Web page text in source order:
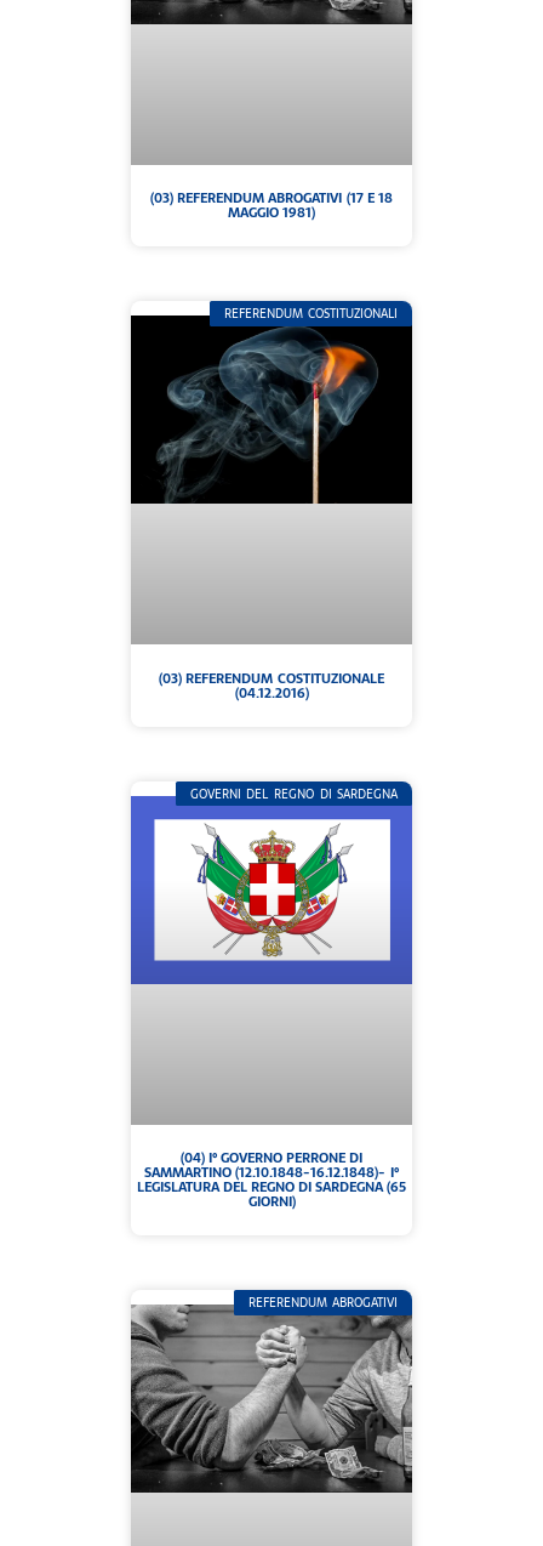
(03) REFERENDUM ABROGATIVI (17 E 18
MAGGIO 1981)
REFERENDUM COSTITUZIONALI
(03) REFERENDUM COSTITUZIONALE
(04.12.2016)
GOVERNI DEL REGNO DI SARDEGNA
(04) I° GOVERNO PERRONE DI
SAMMARTINO (12.10.1848-16.12.1848)- I°
LEGISLATURA DEL REGNO DI SARDEGNA (65
GIORNI)
REFERENDUM ABROGATIVI